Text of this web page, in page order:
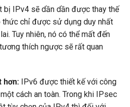
bị IPv4 sẽ dần dần được thay thế
chỉ được sử dụng duy nhất
Tuy nhiên, nó có thể mất đến
thích ngược sẽ rất quan
hơn: IPv6 được thiết kế với công
cách an toàn. Trong khi IPsec